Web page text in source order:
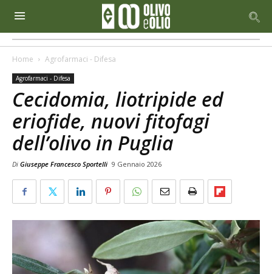
Home Agrofarmaci - Difesa
Agrofarmaci - Difesa
Cecidomia, liotripide ed
eriofide, nuovi fitofagi
dell’olivo in Puglia
Di Giuseppe Francesco Sportelli 9 Gennaio 2026